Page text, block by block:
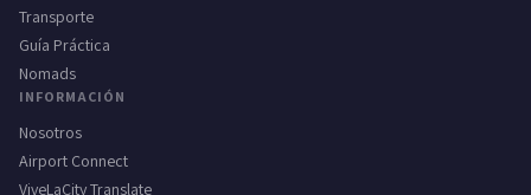
Transporte
Guía Práctica
Nomads
INFORMACIÓN
Nosotros
Airport Connect
ViveLaCity Translate